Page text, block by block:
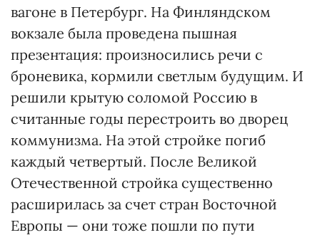
вагоне в Петербург. На Финляндском
вокзале была проведена пышная
презентация: произносились речи с
броневика, кормили светлым будущим. И
решили крытую соломой Россию в
считанные годы перестроить во дворец
коммунизма. На этой стройке погиб
каждый четвертый. После Великой
Отечественной стройка существенно
расширилась за счет стран Восточной
Европы — они тоже пошли по пути